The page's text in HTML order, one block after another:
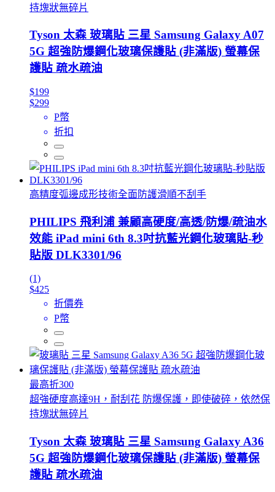
持塊狀無碎片
Tyson 太森 玻璃貼 三星 Samsung Galaxy A07
5G 超強防爆鋼化玻璃保護貼 (非滿版) 螢幕保
護貼 疏水疏油
$199
$299
P幣
折扣
高精度弧邊成形技術全面防護滑順不刮手
PHILIPS 飛利浦 兼顧高硬度/高透/防爆/疏油水
效能 iPad mini 6th 8.3吋抗藍光鋼化玻璃貼-秒
貼版 DLK3301/96
(1)
$425
折價券
P幣
最高折300
超強硬度高達9H，耐刮花 防爆保護，即使破碎，依然保
持塊狀無碎片
Tyson 太森 玻璃貼 三星 Samsung Galaxy A36
5G 超強防爆鋼化玻璃保護貼 (非滿版) 螢幕保
護貼 疏水疏油